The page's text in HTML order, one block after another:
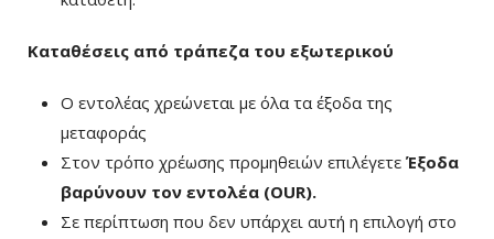
Καταθέσεις από τράπεζα του εξωτερικού
Ο εντολέας χρεώνεται με όλα τα έξοδα της
μεταφοράς
Στον τρόπο χρέωσης προμηθειών επιλέγετε Έξοδα
βαρύνουν τον εντολέα (ΟUR).
Σε περίπτωση που δεν υπάρχει αυτή η επιλογή στο